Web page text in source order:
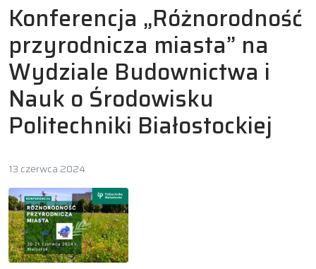
Konferencja „Różnorodność
przyrodnicza miasta” na
Wydziale Budownictwa i
Nauk o Środowisku
Politechniki Białostockiej
13 czerwca 2024